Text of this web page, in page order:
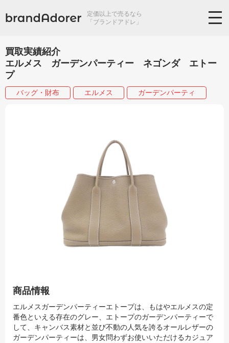
定価以上で売るなら
「ブランドアドレ」
買取実績紹介
エルメス ガーデンパーティー ネゴンダ エトー
プ
バッグ・財布 エルメス ガーデンパーティ
商品情報
エルメスガーデンパーティーエトープは、もはやエルメスの定
番色といえる存在のグレー、エトープのガーデンパーティーで
して、キャンバス素材と並び不動の人気を誇るオールレザーの
ガーデンパーティーは、男女問わずお使いいただけるカジュア